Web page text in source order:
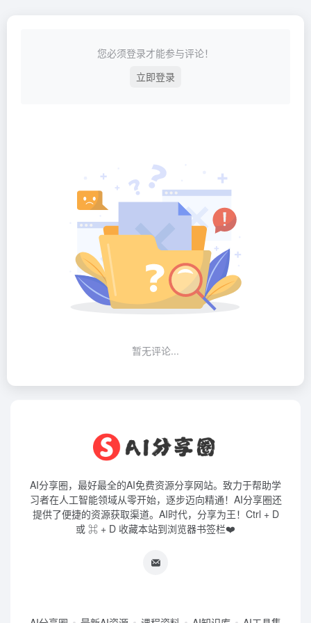
您必须登录才能参与评论！
立即登录
暂无评论...
AI分享圈，最好最全的AI免费资源分享网站。致力于帮助学
习者在人工智能领域从零开始，逐步迈向精通！AI分享圈还
提供了便捷的资源获取渠道。AI时代，分享为王！Ctrl + D
或 ⌘ + D 收藏本站到浏览器书签栏❤️